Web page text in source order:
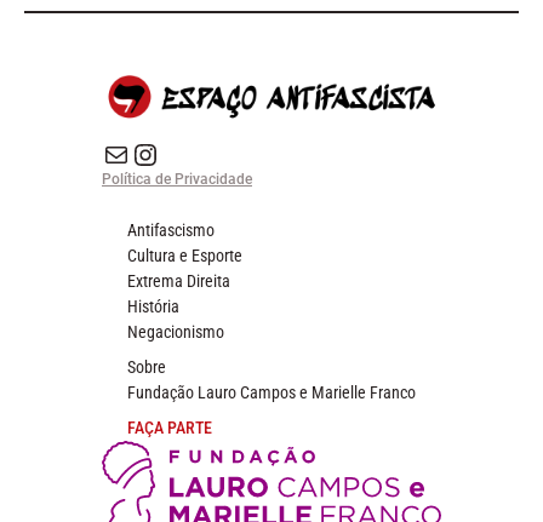
E-mail Instagram do Espaço Antifascista
Política de Privacidade
Antifascismo
Cultura e Esporte
Extrema Direita
História
Negacionismo
Sobre
Fundação Lauro Campos e Marielle Franco
FAÇA PARTE